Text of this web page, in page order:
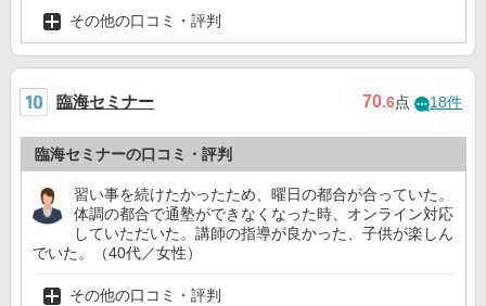
その他の口コミ・評判
臨海セミナー 70.6点 18件
臨海セミナーの口コミ・評判
習い事を続けたかったため、曜日の都合が合っていた。
体調の都合で通塾ができなくなった時、オンライン対応
していただいた。講師の指導が良かった、子供が楽しん
でいた。（40代／女性）
その他の口コミ・評判